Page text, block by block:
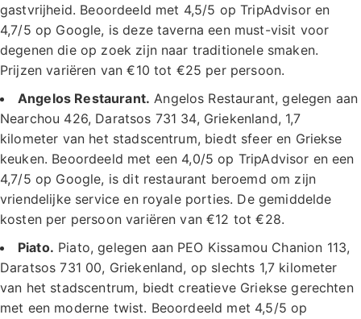
gastvrijheid. Beoordeeld met 4,5/5 op TripAdvisor en
4,7/5 op Google, is deze taverna een must-visit voor
degenen die op zoek zijn naar traditionele smaken.
Prijzen variëren van €10 tot €25 per persoon.
Angelos Restaurant. Angelos Restaurant, gelegen aan
Nearchou 426, Daratsos 731 34, Griekenland, 1,7
kilometer van het stadscentrum, biedt sfeer en Griekse
keuken. Beoordeeld met een 4,0/5 op TripAdvisor en een
4,7/5 op Google, is dit restaurant beroemd om zijn
vriendelijke service en royale porties. De gemiddelde
kosten per persoon variëren van €12 tot €28.
Piato. Piato, gelegen aan PEO Kissamou Chanion 113,
Daratsos 731 00, Griekenland, op slechts 1,7 kilometer
van het stadscentrum, biedt creatieve Griekse gerechten
met een moderne twist. Beoordeeld met 4,5/5 op